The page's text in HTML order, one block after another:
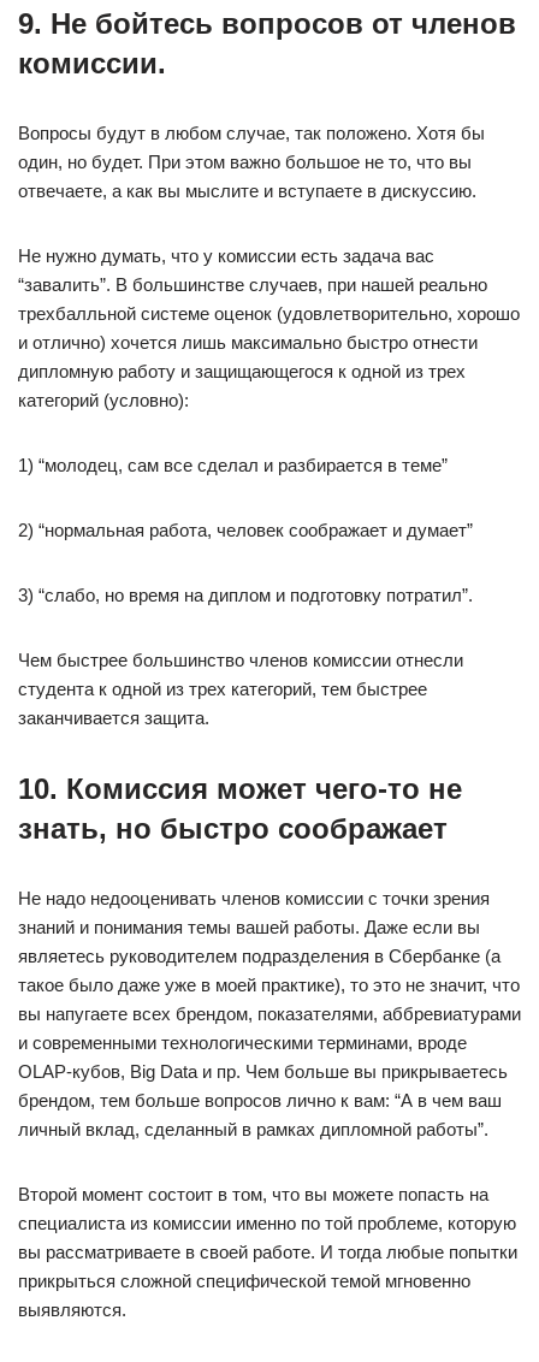
9. Не бойтесь вопросов от членов
комиссии.
Вопросы будут в любом случае, так положено. Хотя бы
один, но будет. При этом важно большое не то, что вы
отвечаете, а как вы мыслите и вступаете в дискуссию.
Не нужно думать, что у комиссии есть задача вас
“завалить”. В большинстве случаев, при нашей реально
трехбалльной системе оценок (удовлетворительно, хорошо
и отлично) хочется лишь максимально быстро отнести
дипломную работу и защищающегося к одной из трех
категорий (условно):
1) “молодец, сам все сделал и разбирается в теме”
2) “нормальная работа, человек соображает и думает”
3) “слабо, но время на диплом и подготовку потратил”.
Чем быстрее большинство членов комиссии отнесли
студента к одной из трех категорий, тем быстрее
заканчивается защита.
10. Комиссия может чего-то не
знать, но быстро соображает
Не надо недооценивать членов комиссии с точки зрения
знаний и понимания темы вашей работы. Даже если вы
являетесь руководителем подразделения в Сбербанке (а
такое было даже уже в моей практике), то это не значит, что
вы напугаете всех брендом, показателями, аббревиатурами
и современными технологическими терминами, вроде
OLAP-кубов, Big Data и пр. Чем больше вы прикрываетесь
брендом, тем больше вопросов лично к вам: “А в чем ваш
личный вклад, сделанный в рамках дипломной работы”.
Второй момент состоит в том, что вы можете попасть на
специалиста из комиссии именно по той проблеме, которую
вы рассматриваете в своей работе. И тогда любые попытки
прикрыться сложной специфической темой мгновенно
выявляются.